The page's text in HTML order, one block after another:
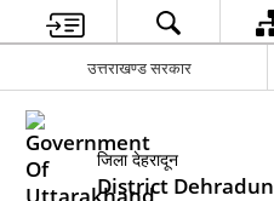
उत्तराखण्ड सरकार
जिला देहरादून
District Dehradun